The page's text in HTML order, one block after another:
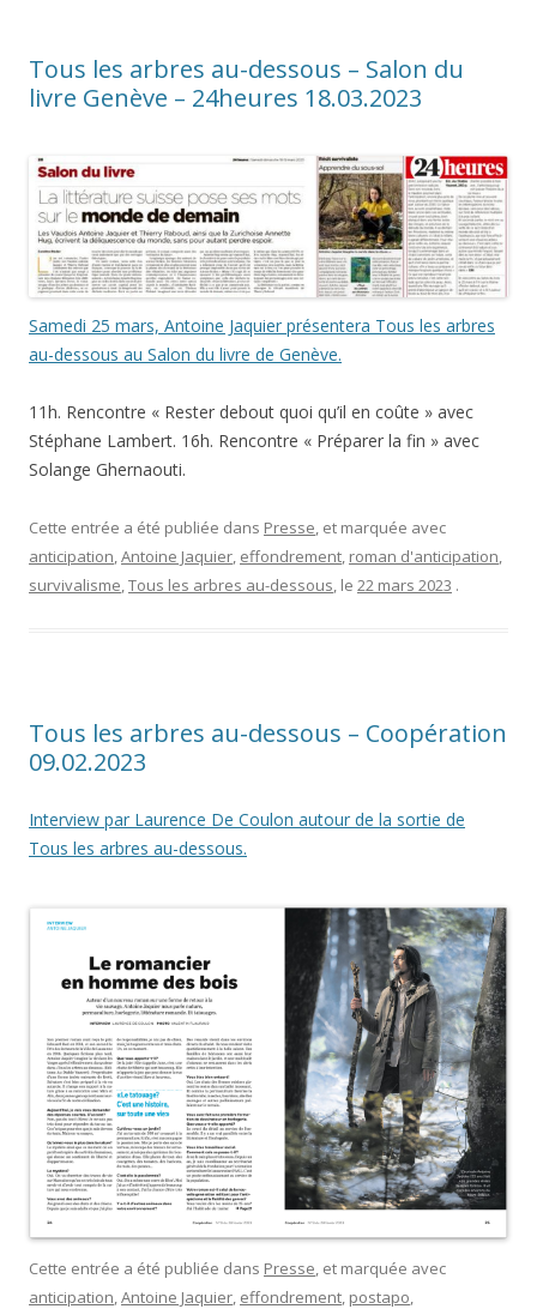
Tous les arbres au-dessous – Salon du
livre Genève – 24heures 18.03.2023
Samedi 25 mars, Antoine Jaquier présentera Tous les arbres
au-dessous au Salon du livre de Genève.
11h. Rencontre « Rester debout quoi qu’il en coûte » avec
Stéphane Lambert. 16h. Rencontre « Préparer la fin » avec
Solange Ghernaouti.
Cette entrée a été publiée dans Presse, et marquée avec
anticipation,Antoine Jaquier, effondrement, roman d'anticipation,
survivalisme,Tous les arbres au-dessous, le 22 mars 2023 .
Tous les arbres au-dessous – Coopération
09.02.2023
Interview par Laurence De Coulon autour de la sortie de
Tous les arbres au-dessous.
Cette entrée a été publiée dans Presse, et marquée avec
anticipation,Antoine Jaquier, effondrement, postapo,